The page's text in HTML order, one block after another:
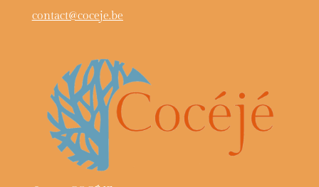
contact@coceje.be